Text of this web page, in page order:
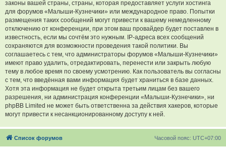
законы вашей страны, страны, которая предоставляет услуги хостинга
для форумов «Малыши-Кузнечики» или международное право. Попытки
размещения таких сообщений могут привести к вашему немедленному
отключению от конференции, при этом ваш провайдер будет поставлен в
известность, если мы сочтём это нужным. IP-адреса всех сообщений
сохраняются для возможности проведения такой политики. Вы
соглашаетесь с тем, что администраторы форумов «Малыши-Кузнечики»
имеют право удалить, отредактировать, перенести или закрыть любую
тему в любое время по своему усмотрению. Как пользователь вы согласны
с тем, что введённая вами информация будет храниться в базе данных.
Хотя эта информация не будет открыта третьим лицам без вашего
разрешения, ни администрация конференции «Малыши-Кузнечики», ни
phpBB Limited не может быть ответственна за действия хакеров, которые
могут привести к несанкционированному доступу к ней.
Список форумов Часовой пояс: UTC+07:00